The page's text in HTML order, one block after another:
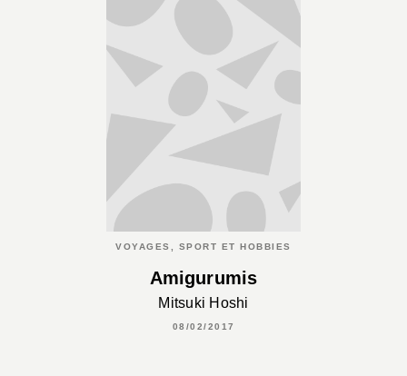
VOYAGES, SPORT ET HOBBIES
Amigurumis
Mitsuki Hoshi
08/02/2017